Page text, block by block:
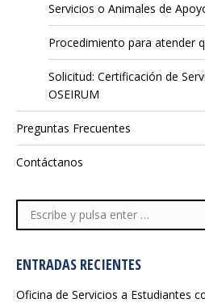
Servicios o Animales de
Procedimiento para atender
Solicitud: Certificación de
OSEIRUM
Preguntas Frecuentes
Contáctanos
Buscar:
ENTRADAS RECIENTES
Oficina de Servicios a Estudiantes